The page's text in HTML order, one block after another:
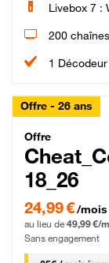
Livebox 7 :
200
1
Offre - 26 ans
Offre
18_26
24,99 € par mois
24,99 €/mois
au lieu de 49,99 €/
Sans engagement